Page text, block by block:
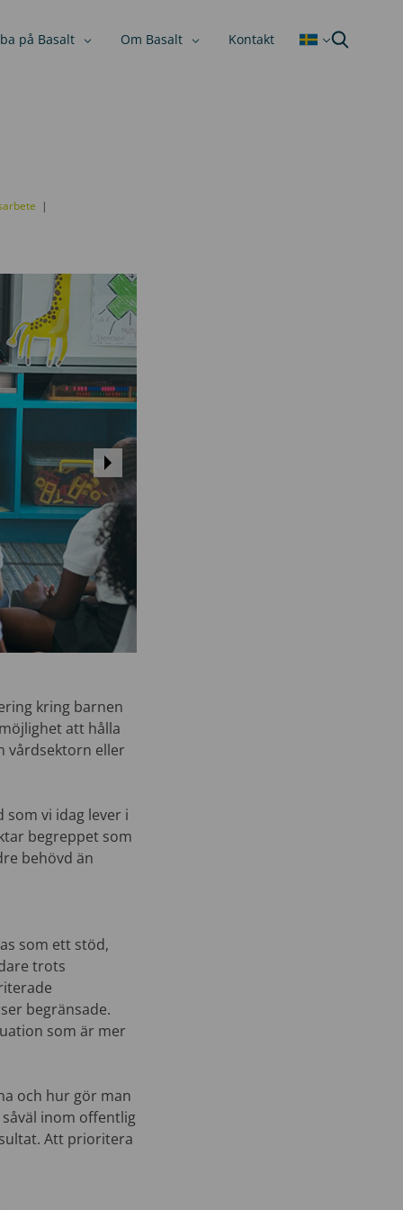
på Basalt Om Basalt Kontakt
kring barnen
att hålla
vårdsektorn eller
vi idag lever i
begreppet som
behövd än
som ett stöd,
trots
begränsade.
som är mer
och hur gör man
inom offentlig
Att prioritera